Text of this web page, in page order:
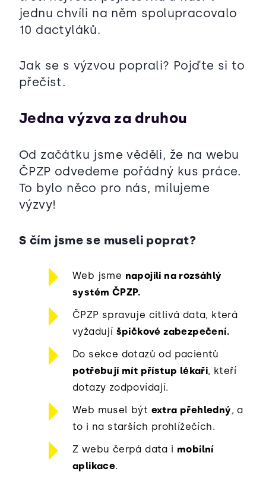
jednu chvíli na něm spolupracovalo
10 dactyláků.
Jak se s výzvou poprali? Pojďte si to
přečíst.
Jedna výzva za druhou
Od začátku jsme věděli, že na webu
ČPZP odvedeme pořádný kus práce.
To bylo něco pro nás, milujeme
výzvy!
S čím jsme se museli poprat?
Web jsme napojili na rozsáhlý
systém ČPZP.
ČPZP spravuje citlivá data, která
vyžadují špičkové zabezpečení.
Do sekce dotazů od pacientů
potřebují mít přístup lékaři, kteří
dotazy zodpovídají.
Web musel být extra přehledný, a
to i na starších prohlížečích.
Z webu čerpá data i mobilní
aplikace.